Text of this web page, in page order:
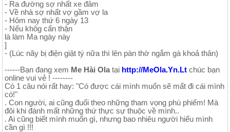
- Ra đường sợ nhất xe đâm
- Về nhà sợ nhất vợ gầm vợ la
- Hôm nay thứ 6 ngày 13
- Nếu khôg cẩn thận
là làm Ma ngày này
]
- (Lúc nãy bị điện giật tý nữa thì lên pàn thờ ngắm gà khoả thân)
------Bạn đang xem Me Hài Ola tại http://MeOla.Yn.Lt chúc bạn
online vui vẻ ! --------
Có 1 câu nói rất hay: "Có được cái mình muốn sẽ mất đi cái mình
có!"
. Con người, ai cũng đuổi theo những tham vọng phù phiếm! Mà
đôi khi đánh mất những thứ thực sự thuộc về mình..
. Ai cũng biết mình muốn gì, nhưng bao nhiêu người hiểu mình
cần gì !!!